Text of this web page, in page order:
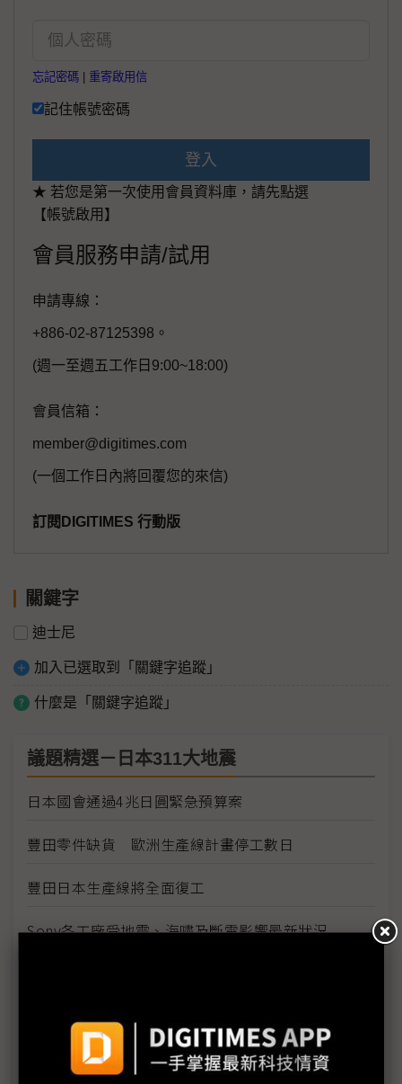
忘記密碼 重寄啟用信
記住帳號密碼
登入
★ 若您是第一次使用會員資料庫，請先點選
【帳號啟用】
會員服務申請/試用
申請專線：
+886-02-87125398。
(週一至週五工作日9:00~18:00)
會員信箱：
member@digitimes.com
(一個工作日內將回覆您的來信)
訂閱DIGITIMES 行動版
關鍵字
迪士尼
加入已選取到「關鍵字追蹤」
什麼是「關鍵字追蹤」
議題精選－日本311大地震
日本國會通過4兆日圓緊急預算案
豐田零件缺貨 歐洲生產線計畫停工數日
豐田日本生產線將全面復工
Sony各工廠受地震、海嘯及斷電影響最新狀況
福島縣政府開始檢測產品輻射值
原能會：輻射雲團6日飄到台灣 影響輕微